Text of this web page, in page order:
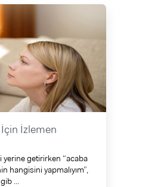
İzlemen
getirirken “acaba
hangisini yapmalıyım”,
...